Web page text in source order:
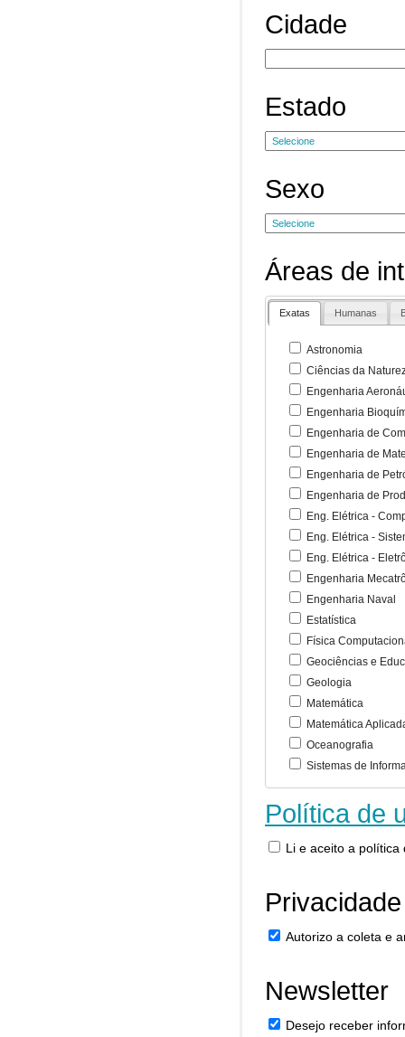
Cidade
Estado
Sexo
Áreas de
Exatas Humanas
Astronomia
Ciências da
Engenharia
Engenharia
Engenharia de
Engenharia de
Engenharia de
Engenharia de
Eng. Elétrica -
Eng. Elétrica -
Eng. Elétrica -
Engenharia
Engenharia Naval
Estatística
Física
Geociências e
Geologia
Matemática
Matemática
Oceanografia
Sistemas de
Política de
Li e aceito a política
Autorizo a coleta e
Newsletter
Desejo receber